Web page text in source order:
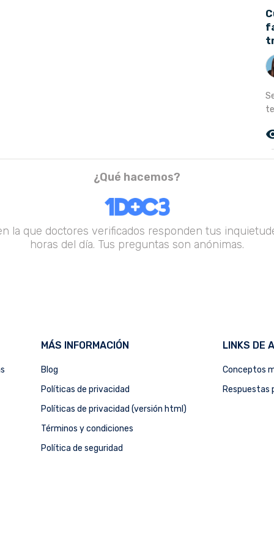
¿Qué hacemos?
la que doctores verificados responden tus
horas del día. Tus preguntas son anónimas.
MÁS INFORMACIÓN
Blog
Políticas de privacidad
Políticas de privacidad (versión html)
Términos y condiciones
Política de seguridad
LINKS DE
Conceptos
Respuestas